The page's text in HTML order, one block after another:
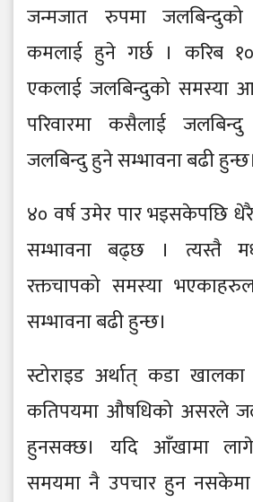
जन्मजात रुपमा
कमलाई हुने गर्छ । करिब
एकलाई जलबिन्दुको समस्या
परिवारमा कसैलाई
जलबिन्दु हुने सम्भावना बढी हुन्छ।
४० वर्ष उमेर पार भइसकेपछि
सम्भावना बढ्छ । त्यस्तै
रक्तचापको समस्या
सम्भावना बढी हुन्छ।
स्टोराइड अर्थात् कडा
कतिपयमा औषधिको असरले
हुनसक्छ। यदि आँखामा
समयमा नै उपचार हुन